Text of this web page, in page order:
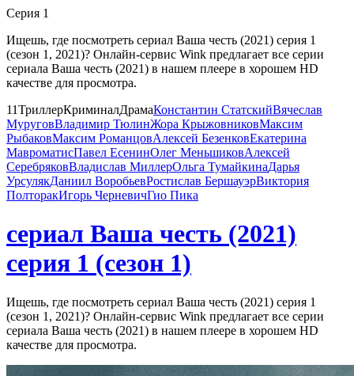
Серия 1
Ищешь, где посмотреть сериал Ваша честь (2021) серия 1
(сезон 1, 2021)? Онлайн-сервис Wink предлагает все серии
сериала Ваша честь (2021) в нашем плеере в хорошем HD
качестве для просмотра.
11ТриллерКриминалДрамаКонстантин СтатскийВячеслав
МуруговВладимир ТюлинЖора КрыжовниковМаксим
РыбаковМаксим РоманцовАлексей БезенковЕкатерина
МавроматисПавел ЕсенинОлег МеньшиковАлексей
СеребряковВладислав МиллерОльга ТумайкинаДарья
УрсулякДаниил ВоробьевРостислав БершауэрВиктория
ПолторакИгорь ЧерневичГио Пика
сериал Ваша честь (2021)
серия 1 (сезон 1)
Ищешь, где посмотреть сериал Ваша честь (2021) серия 1
(сезон 1, 2021)? Онлайн-сервис Wink предлагает все серии
сериала Ваша честь (2021) в нашем плеере в хорошем HD
качестве для просмотра.